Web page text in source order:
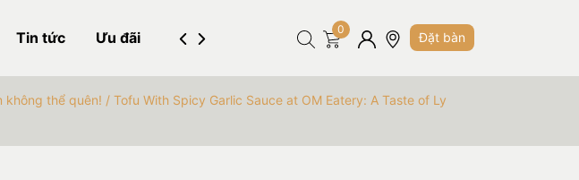
Tin tức Ưu đãi Hình ảnh Tuyển dụng Liên hệ
0
Đặt bàn
thể quên! / Tofu With Spicy Garlic Sauce at OM Eatery: A Taste of Ly